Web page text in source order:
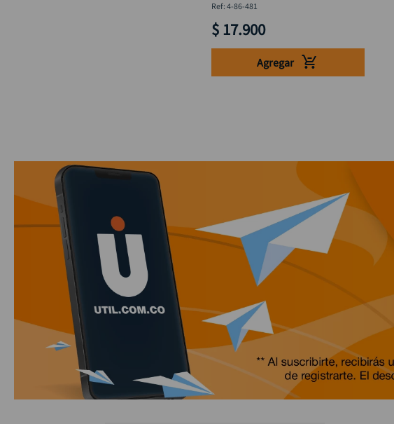
: 4-86-481
$ 17.900
Agregar